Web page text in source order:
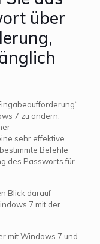
über
7 zu ändern.
sehr effektive
Befehle
des Passworts für
Blick darauf
7 mit der
mit Windows 7 und